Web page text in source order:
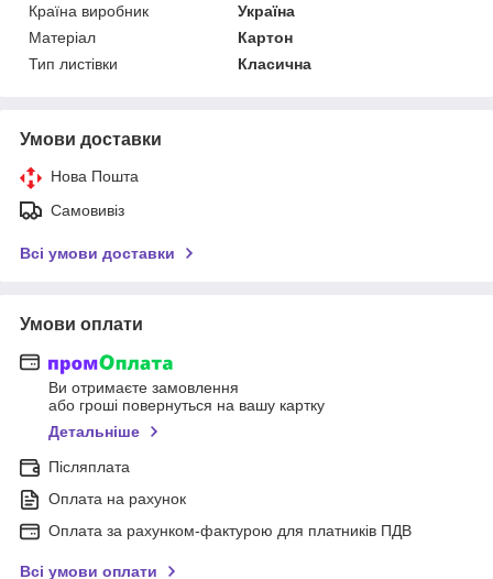
Країна виробник
Україна
Матеріал
Картон
Тип листівки
Класична
Умови доставки
Нова Пошта
Самовивіз
Всі умови доставки
Умови оплати
Ви отримаєте замовлення
або гроші повернуться на вашу картку
Детальніше
Післяплата
Оплата на рахунок
Оплата за рахунком-фактурою для платників ПДВ
Всі умови оплати